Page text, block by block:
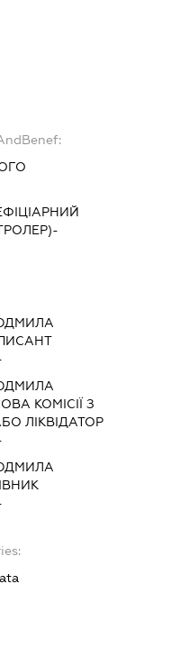
КОМІСІЇ З
ЛІКВІДАТОР